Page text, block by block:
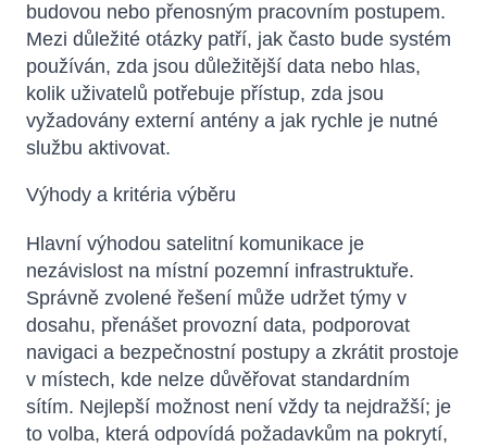
budovou nebo přenosným pracovním postupem.
Mezi důležité otázky patří, jak často bude systém
používán, zda jsou důležitější data nebo hlas,
kolik uživatelů potřebuje přístup, zda jsou
vyžadovány externí antény a jak rychle je nutné
službu aktivovat.
Výhody a kritéria výběru
Hlavní výhodou satelitní komunikace je
nezávislost na místní pozemní infrastruktuře.
Správně zvolené řešení může udržet týmy v
dosahu, přenášet provozní data, podporovat
navigaci a bezpečnostní postupy a zkrátit prostoje
v místech, kde nelze důvěřovat standardním
sítím. Nejlepší možnost není vždy ta nejdražší; je
to volba, která odpovídá požadavkům na pokrytí,